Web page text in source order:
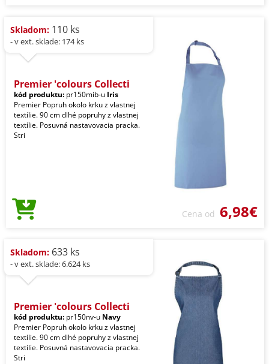
Skladom: 110 ks
- v ext. sklade: 174 ks
Premier 'colours Collecti
kód produktu: pr150mib-u Iris
Premier Popruh okolo krku z vlastnej
textílie. 90 cm dlhé popruhy z vlastnej
textílie. Posuvná nastavovacia pracka.
Stri
Cena od 6,98€
Skladom: 633 ks
- v ext. sklade: 6.624 ks
Premier 'colours Collecti
kód produktu: pr150nv-u Navy
Premier Popruh okolo krku z vlastnej
textílie. 90 cm dlhé popruhy z vlastnej
textílie. Posuvná nastavovacia pracka.
Stri